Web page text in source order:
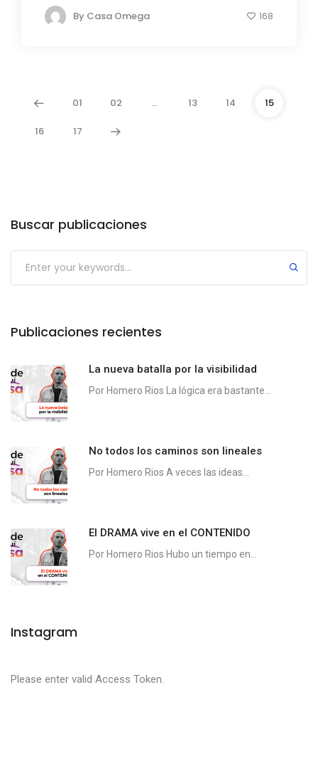
By Casa Omega 168
01 02 … 13 14 15
16 17
Buscar publicaciones
Publicaciones recientes
La nueva batalla por la visibilidad
Por Homero Rios La lógica era bastante...
No todos los caminos son lineales
Por Homero Rios A veces las ideas...
El DRAMA vive en el CONTENIDO
Por Homero Rios Hubo un tiempo en...
Instagram
Please enter valid Access Token.